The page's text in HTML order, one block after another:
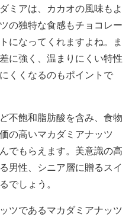
ミアは、カカオの風味もよ
の独特な食感もチョコレー
になってくれますよね。ま
に強く、温まりにくい特性
くくなるのもポイントで
不飽和脂肪酸を含み、食物
の高いマカダミアナッツ
でもらえます。美意識の高
男性、シニア層に贈るスイ
でしょう。
ツであるマカダミアナッツ